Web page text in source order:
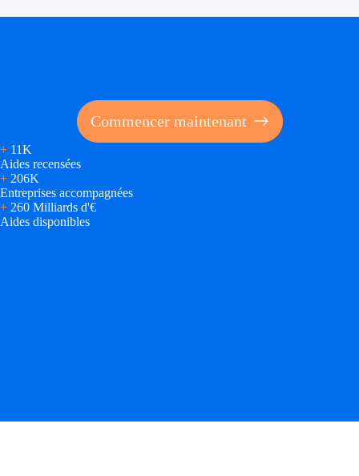
Commencer maintenant
+ 11K
Aides recensées
+ 206K
Entreprises accompagnées
+ 260 Milliards d'€
Aides disponibles